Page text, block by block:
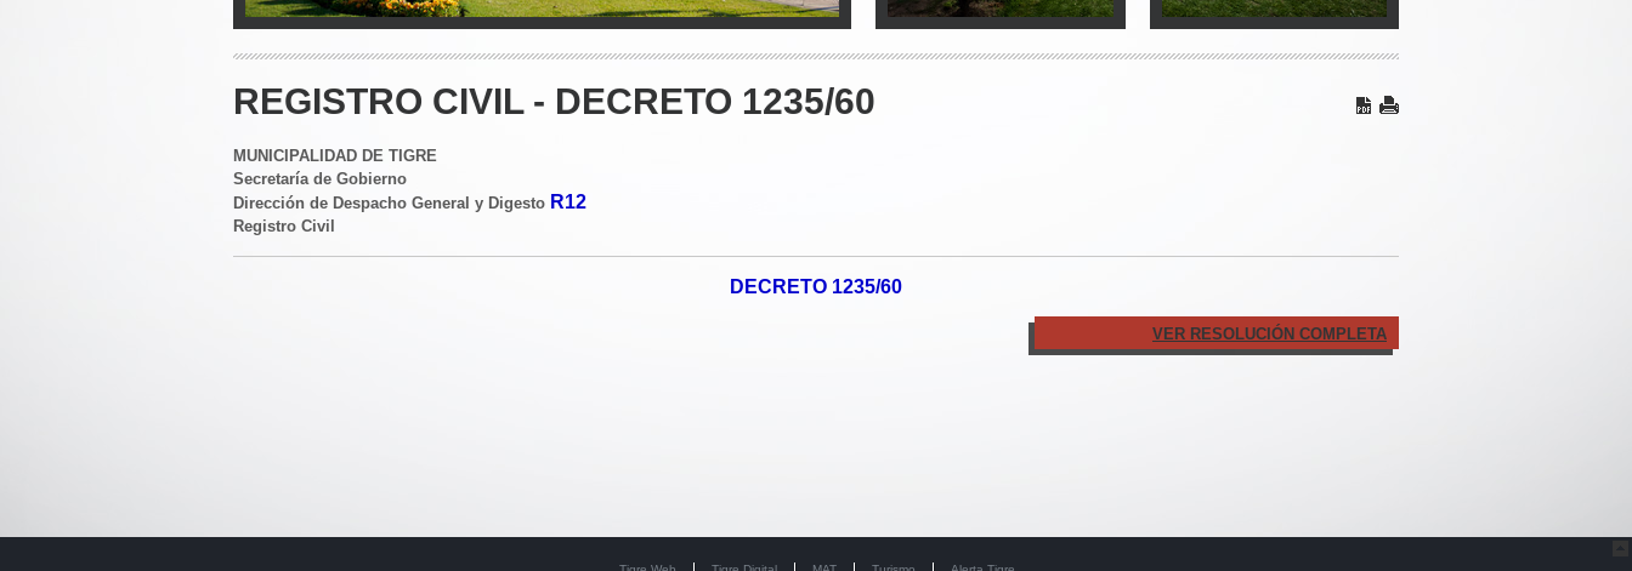
REGISTRO CIVIL - DECRETO 1235/60
MUNICIPALIDAD DE TIGRE
Secretaría de Gobierno
Dirección de Despacho General y Digesto R12
Registro Civil
DECRETO 1235/60
VER RESOLUCIÓN COMPLETA